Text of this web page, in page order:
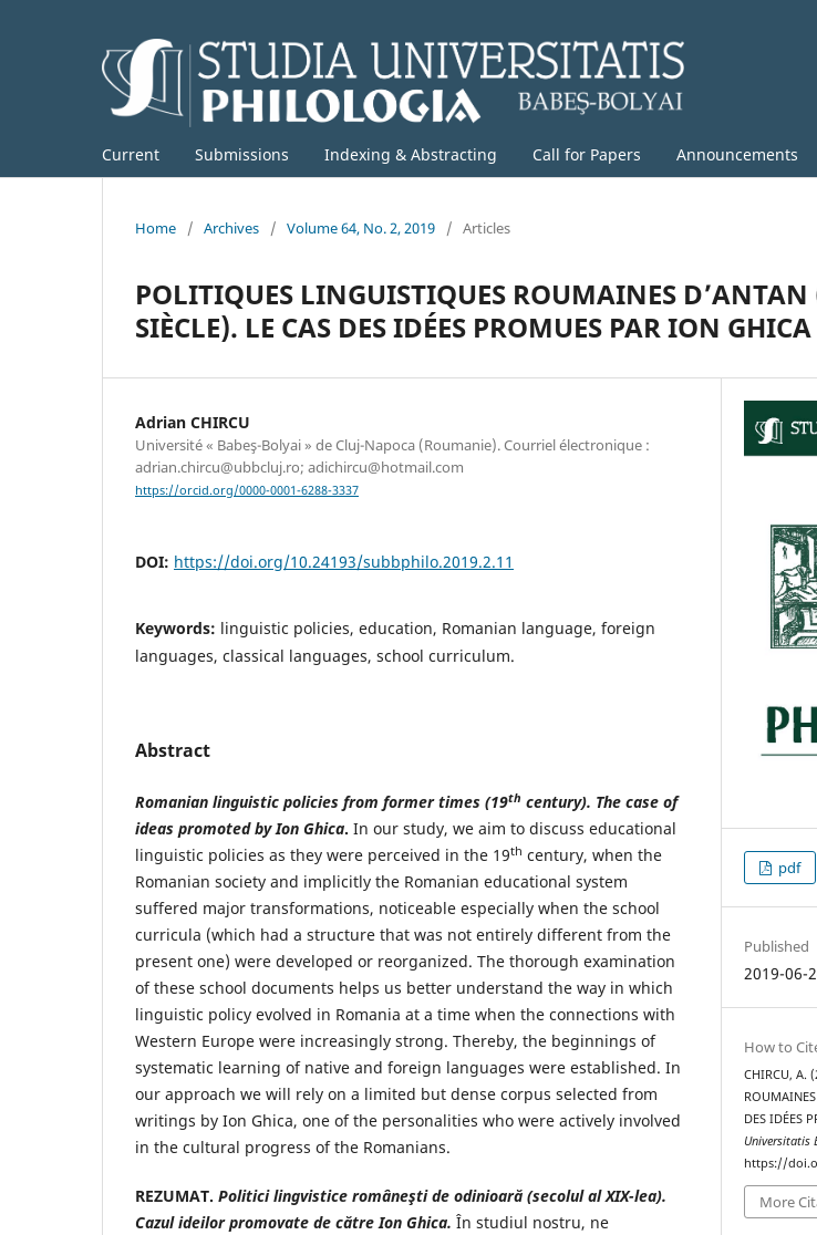
Current Submissions Indexing & Abstracting Call for Papers Announcements
Home / Archives / Volume 64, No. 2, 2019 / Articles
POLITIQUES LINGUISTIQUES ROUMAINES D’ANTAN
SIÈCLE). LE CAS DES IDÉES PROMUES PAR ION GHICA
Adrian CHIRCU
Université « Babeş-Bolyai » de Cluj-Napoca (Roumanie). Courriel électronique :
adrian.chircu@ubbcluj.ro; adichircu@hotmail.com
https://orcid.org/0000-0001-6288-3337
DOI: https://doi.org/10.24193/subbphilo.2019.2.11
Keywords: linguistic policies, education, Romanian language, foreign
languages, classical languages, school curriculum.
Abstract
Romanian linguistic policies from former times (19th century). The case of
ideas promoted by Ion Ghica. In our study, we aim to discuss educational
linguistic policies as they were perceived in the 19th century, when the
Romanian society and implicitly the Romanian educational system
suffered major transformations, noticeable especially when the school
curricula (which had a structure that was not entirely different from the
present one) were developed or reorganized. The thorough examination
of these school documents helps us better understand the way in which
linguistic policy evolved in Romania at a time when the connections with
Western Europe were increasingly strong. Thereby, the beginnings of
systematic learning of native and foreign languages were established. In
our approach we will rely on a limited but dense corpus selected from
writings by Ion Ghica, one of the personalities who were actively involved
in the cultural progress of the Romanians.
REZUMAT. Politici lingvistice româneşti de odinioară (secolul al XIX-lea).
Cazul ideilor promovate de către Ion Ghica. În studiul nostru, ne
pdf
Published
2019-06-
How to
CHIRCU, A.
DES IDÉES
Universitatis
https://
More